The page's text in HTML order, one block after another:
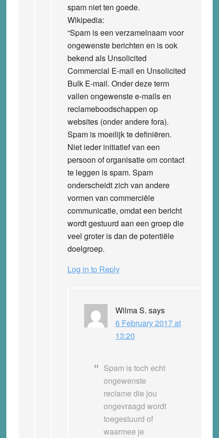
spam niet ten goede.
Wikipedia:
“Spam is een verzamelnaam voor
ongewenste berichten en is ook
bekend als Unsolicited
Commercial E-mail en Unsolicited
Bulk E-mail. Onder deze term
vallen ongewenste e-mails en
reclameboodschappen op
websites (onder andere fora).
Spam is moeilijk te definiëren.
Niet ieder initiatief van een
persoon of organisatie om contact
te leggen is spam. Spam
onderscheidt zich van andere
vormen van commerciële
communicatie, omdat een bericht
wordt gestuurd aan een groep die
veel groter is dan de potentiële
doelgroep.
Log in to Reply
Wilma S. says
6 February 2017 at
13:20
Spam is toch echt
ongewenste
reclame die jou
ongevraagd wordt
toegestuurd of
waarmee je